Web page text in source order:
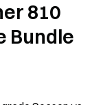
810
Bundle